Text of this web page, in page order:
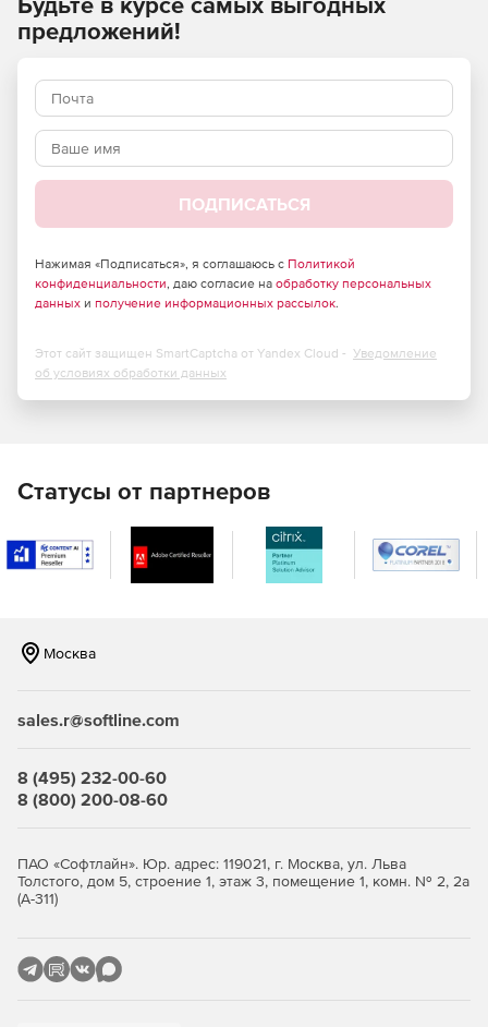
Создание тестов кода с помощью T-SQL в SQL Server
Management Studio.
Запуск тестов в один клик.
уведомление о выявленных ошибках.
Редактирование тестов в SQL Server Management
Использование SQL Prompt для ускорения работы с
Использование SQL Source Control для простого
обмена тестами внутри рабочей группы.
предложений!
ПОДПИСАТЬСЯ
Нажимая «Подписаться», я соглашаюсь с Политикой
конфиденциальности, даю согласие на обработку персональных
данных и получение информационных рассылок.
Этот сайт защищен SmartCaptcha от Yandex Cloud - Уведомление
об условиях обработки данных
Статусы от партнеров
Москва
sales.r@softline.com
8 (495) 232-00-60
8 (800) 200-08-60
ПАО «Софтлайн». Юр. адрес: 119021, г. Москва, ул. Льва
Толстого, дом 5, строение 1, этаж 3, помещение 1, комн. № 2, 2а
(А-311)